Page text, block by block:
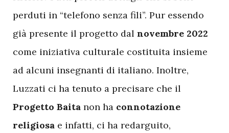
perduti in “telefono senza fili”. Pur essendo
già presente il progetto dal novembre 2022
come iniziativa culturale costituita insieme
ad alcuni insegnanti di italiano. Inoltre,
Luzzati ci ha tenuto a precisare che il
Progetto Baita non ha connotazione
religiosa e infatti, ci ha redarguito,